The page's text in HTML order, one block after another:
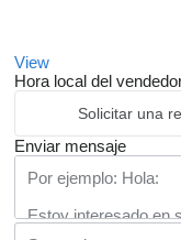
View
Hora local del
Solicitar una
Enviar mensaje